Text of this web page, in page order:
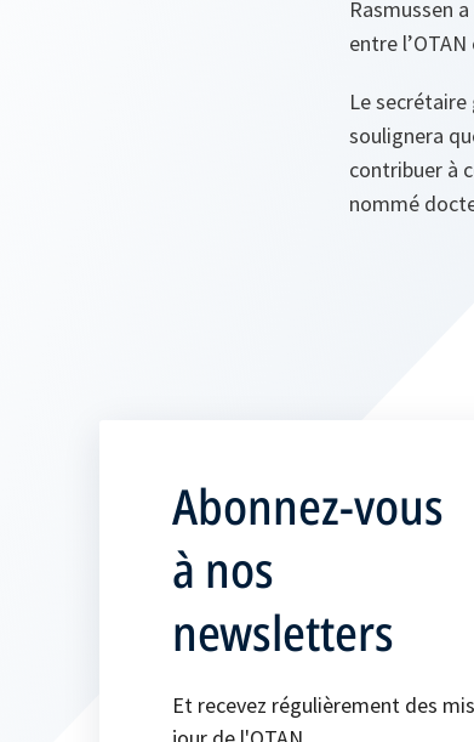
Rasmussen
entre
Le
soulignera
contribuer à
nommé
Abonnez-vous
à nos
newsletters
Et recevez régulièrement des